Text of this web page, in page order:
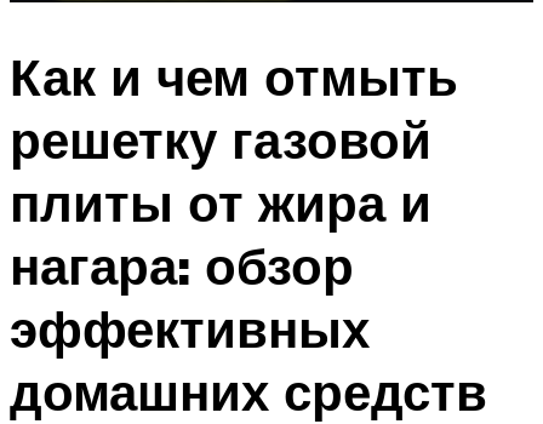
Меню
Как и чем отмыть
решетку газовой
плиты от жира и
нагара: обзор
эффективных
домашних средств